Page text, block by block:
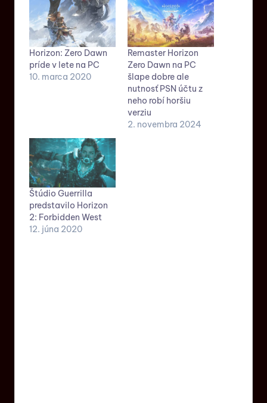
Horizon: Zero Dawn
príde v lete na PC
10. marca 2020
Remaster Horizon
Zero Dawn na PC
šlape dobre ale
nutnosť PSN účtu z
neho robí horšiu
verziu
2. novembra 2024
Štúdio Guerrilla
predstavilo Horizon
2: Forbidden West
12. júna 2020